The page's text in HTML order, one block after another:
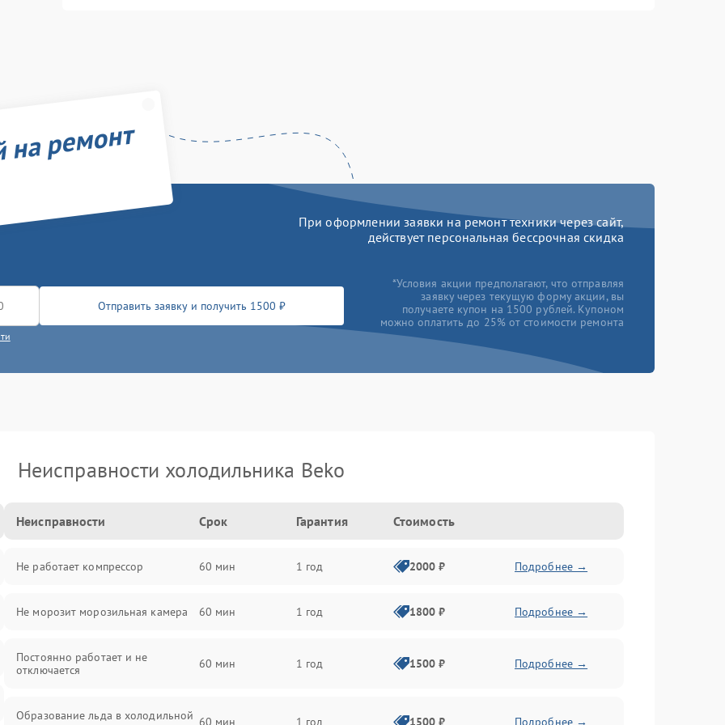
ремонт
При оформлении заявки на ремонт техники через сайт,
действует персональная бессрочная скидка
Отправить заявку и получить 1500 ₽
*Условия акции предполагают, что отправляя
заявку через текущую форму акции, вы
получаете купон на 1500 рублей. Купоном
можно оплатить до 25% от стоимости ремонта
Неисправности холодильника Beko
Неисправности Срок Гарантия Стоимость
Не работает компрессор 60 мин 1 год 2000 ₽ Подробнее →
Не морозит морозильная камера 60 мин 1 год 1800 ₽ Подробнее →
Постоянно работает и не
отключается
60 мин 1 год 1500 ₽ Подробнее →
Образование льда в холодильной 60 мин 1 год 1500 ₽ Подробнее →